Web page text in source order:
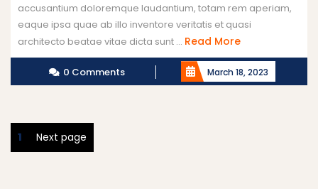
accusantium doloremque laudantium, totam rem aperiam,
eaque ipsa quae ab illo inventore veritatis et quasi
architecto beatae vitae dicta sunt ... Read More
0 Comments March 18, 2023
1 Next page